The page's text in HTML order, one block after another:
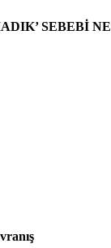
SEBEBİ NE